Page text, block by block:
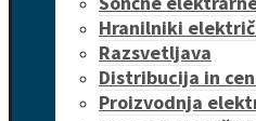
Hranilniki
Razsvetljava
Distribucija in
Proizvodnja